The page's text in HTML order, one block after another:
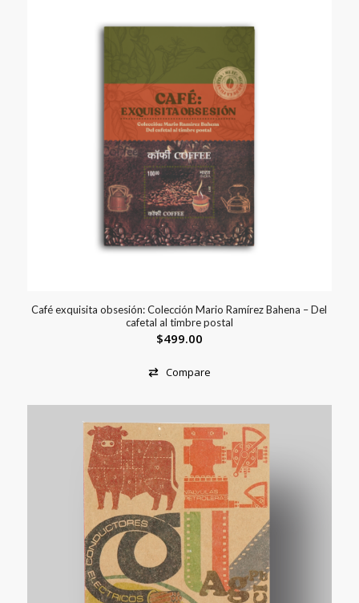
Café exquisita obsesión: Colección Mario Ramírez Bahena – Del
cafetal al timbre postal
$499.00
Compare